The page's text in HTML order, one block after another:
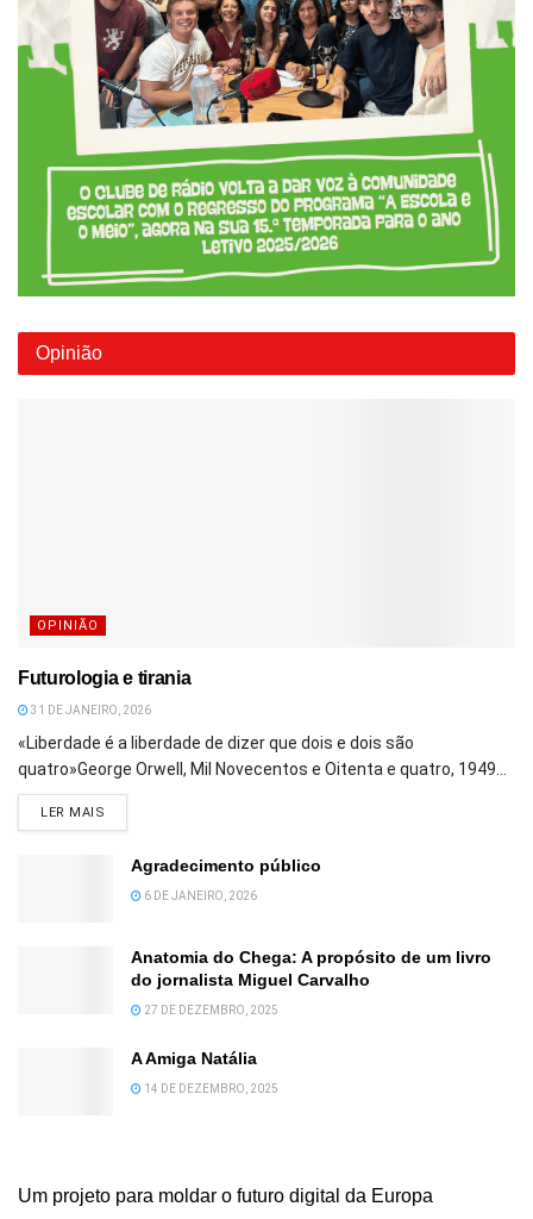
Opinião
OPINIÃO
Futurologia e tirania
31 DE JANEIRO, 2026
«Liberdade é a liberdade de dizer que dois e dois são
quatro»George Orwell, Mil Novecentos e Oitenta e quatro, 1949...
LER MAIS
Agradecimento público
6 DE JANEIRO, 2026
Anatomia do Chega: A propósito de um livro
do jornalista Miguel Carvalho
27 DE DEZEMBRO, 2025
A Amiga Natália
14 DE DEZEMBRO, 2025
Um projeto para moldar o futuro digital da Europa